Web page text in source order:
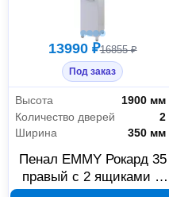
13990 ₽16855 ₽
Под заказ
Высота
1900 мм
Количество дверей
2
Ширина
350 мм
Пенал EMMY Рокард 35
правый с 2 ящиками и